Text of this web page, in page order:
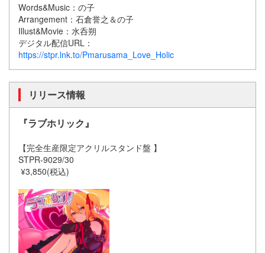
Words&Music：の子
Arrangement：石倉誉之＆の子
Illust&Movie：水呑朔
デジタル配信URL：
https://stpr.lnk.to/Pmarusama_Love_Holic
リリース情報
『ラブホリック』
【完全生産限定アクリルスタンド盤 】
STPR-9029/30
¥3,850(税込)